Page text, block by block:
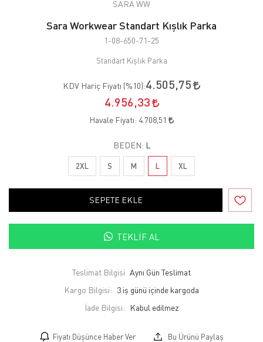
SARA WW
Sara Workwear Standart Kışlık Parka
1-08-650-71-25
Standart Kışlık Parka
KDV Hariç Fiyatı (%10):4.505,75
4.956,33
Havale Fiyatı: 4.708,51
BEDEN: L
2XL S M L XL
SEPETE EKLE
TEKLIF AL
Teslimat Bilgisi Aynı Gün Teslimat
Kargo Bilgisi: 3 iş günü içinde kargoda
İade Bilgisi:
Fiyatı Düşünce Haber Ver Bu Ürünü Paylaş